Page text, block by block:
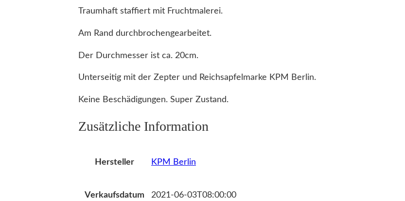
Traumhaft staffiert mit Fruchtmalerei.
Am Rand durchbrochengearbeitet.
Der Durchmesser ist ca. 20cm.
Unterseitig mit der Zepter und Reichsapfelmarke KPM Berlin.
Keine Beschädigungen. Super Zustand.
Zusätzliche Information
Hersteller KPM Berlin
Verkaufsdatum 2021-06-03T08:00:00